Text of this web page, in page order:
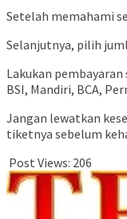
Setelah memahami
Selanjutnya, pilih
Lakukan
BSI, Mandiri, BCA,
Jangan lewatkan
tiketnya sebelum
Post Views: 206